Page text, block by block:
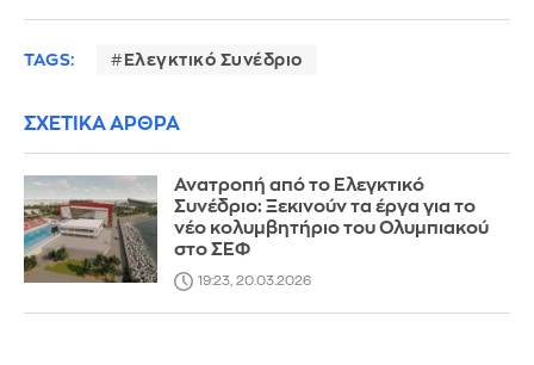
TAGS: Ελεγκτικό Συνέδριο
ΣΧΕΤΙΚΑ ΑΡΘΡΑ
Ανατροπή από το Ελεγκτικό
Συνέδριο: Ξεκινούν τα έργα για το
νέο κολυμβητήριο του Ολυμπιακού
στο ΣΕΦ
19:23, 20.03.2026